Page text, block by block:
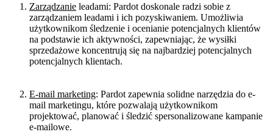
Zarządzanie leadami: Pardot doskonale radzi sobie z
zarządzaniem leadami i ich pozyskiwaniem. Umożliwia
użytkownikom śledzenie i ocenianie potencjalnych klientów
na podstawie ich aktywności, zapewniając, że wysiłki
sprzedażowe koncentrują się na najbardziej potencjalnych
potencjalnych klientach.
E-mail marketing: Pardot zapewnia solidne narzędzia do e-
mail marketingu, które pozwalają użytkownikom
projektować, planować i śledzić spersonalizowane kampanie
e-mailowe.